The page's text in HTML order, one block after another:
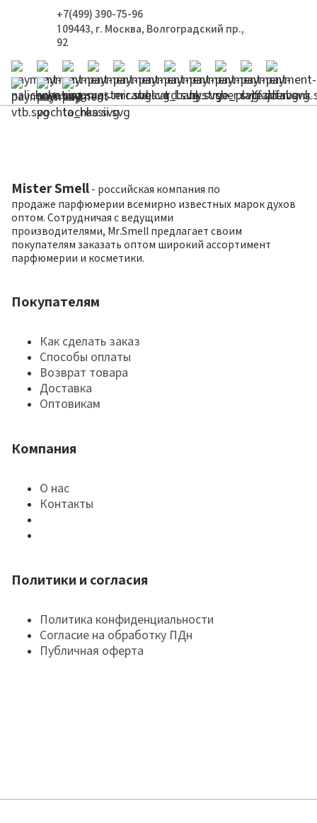
+7(499) 390-75-96
109443, г. Москва, Волгоградский пр.,
92
Mister Smell - российская компания по
продаже парфюмерии всемирно известных марок духов
оптом. Сотрудничая с ведущими
производителями, Mr.Smell предлагает своим
покупателям заказать оптом широкий ассортимент
парфюмерии и косметики.
Покупателям
Как сделать заказ
Способы оплаты
Возврат товара
Доставка
Оптовикам
Компания
О нас
Контакты
Политики и согласия
Политика конфиденциальности
Согласие на обработку ПДн
Публичная оферта